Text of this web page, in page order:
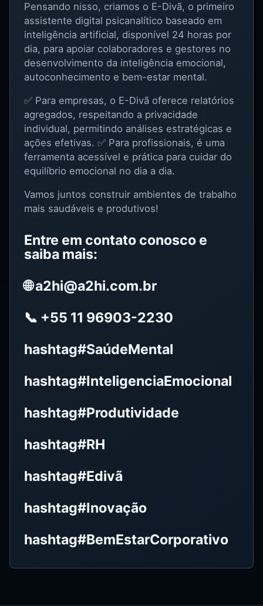
Pensando nisso, criamos o E-Divã, o primeiro
assistente digital psicanalítico baseado em
inteligência artificial, disponível 24 horas por
dia, para apoiar colaboradores e gestores no
desenvolvimento da inteligência emocional,
autoconhecimento e bem-estar mental.
✅ Para empresas, o E-Divã oferece relatórios
agregados, respeitando a privacidade
individual, permitindo análises estratégicas e
ações efetivas. ✅ Para profissionais, é uma
ferramenta acessível e prática para cuidar do
equilíbrio emocional no dia a dia.
Vamos juntos construir ambientes de trabalho
mais saudáveis e produtivos!
Entre em contato conosco e
saiba mais:
🌐 a2hi@a2hi.com.br
📞 +55 11 96903-2230
hashtag#SaúdeMental
hashtag#InteligenciaEmocional
hashtag#Produtividade
hashtag#RH
hashtag#Edivã
hashtag#Inovação
hashtag#BemEstarCorporativo